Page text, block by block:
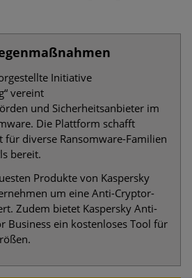
Initiative
vereint
und Sicherheitsanbieter im
Die Plattform schafft
diverse Ransomware-Familien
bereit.
Produkte von Kaspersky
um eine Anti-Cryptor-
Zudem bietet Kaspersky Anti-
Business ein kostenloses Tool für